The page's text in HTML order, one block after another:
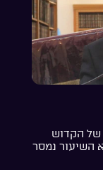
של הקדוש
השיעור נמסר